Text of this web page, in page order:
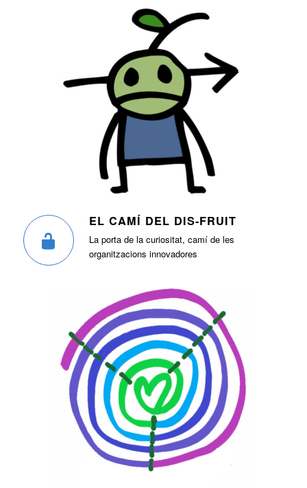
EL CAMÍ DEL DIS-FRUIT
La porta de la curiositat, camí de les
organitzacions innovadores